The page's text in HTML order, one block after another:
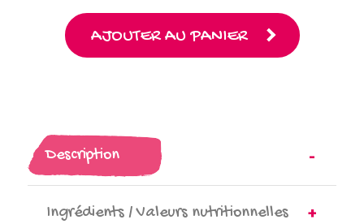
AJOUTER AU PANIER
Description
Ingrédients / Valeurs nutritionnelles